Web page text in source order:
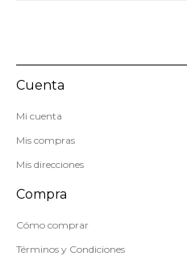
Cuenta
Mi cuenta
Mis compras
Mis direcciones
Compra
Cómo comprar
Términos y Condiciones